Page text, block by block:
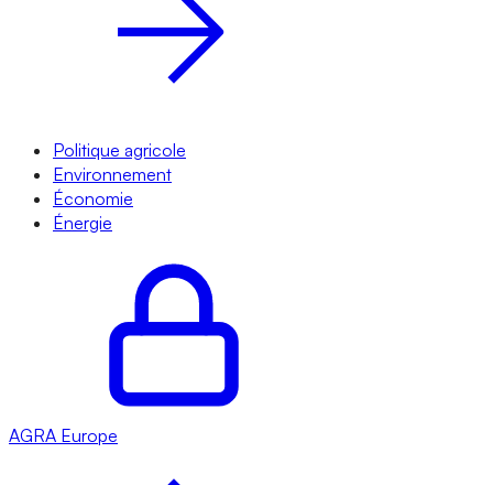
Politique agricole
Environnement
Économie
Énergie
AGRA Europe